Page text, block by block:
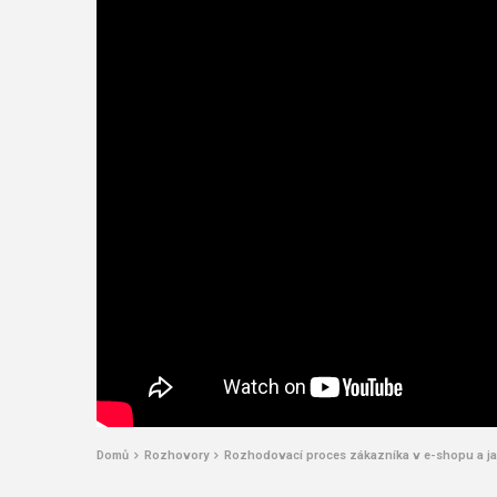
Domů Rozhovory Rozhodovací proces zákazníka v e-shopu a